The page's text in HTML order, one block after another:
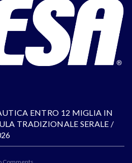
ENTRO 12 MIGLIA IN
TRADIZIONALE SERALE /